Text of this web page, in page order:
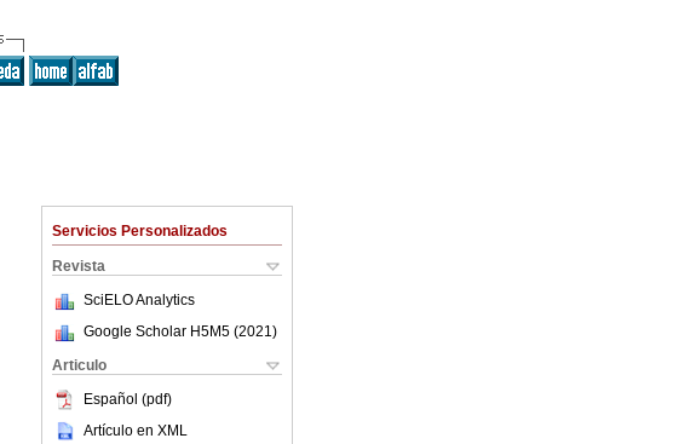
Servicios Personalizados
Revista
SciELO Analytics
Google Scholar H5M5 (2021 )
Articulo
Español (pdf)
Artículo en XML